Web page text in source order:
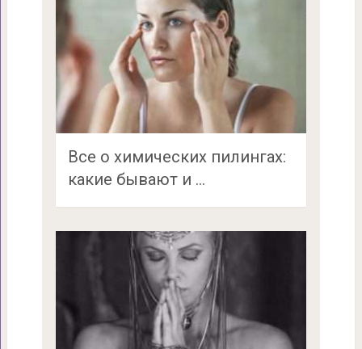
Все о химических пилингах:
какие бывают и …